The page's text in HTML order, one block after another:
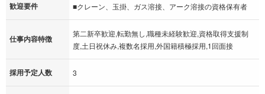
歓迎要件 ■クレーン、玉掛、ガス溶接、アーク溶接の資格保有者
仕事内容特徴
第二新卒歓迎,転勤無し,職種未経験歓迎,資格取得支援制
度,土日祝休み,複数名採用,外国籍積極採用,1回面接
採用予定人数 3